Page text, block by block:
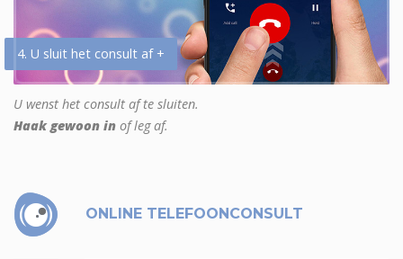
4. U sluit het consult af +
U wenst het consult af te sluiten.
Haak gewoon in of leg af.
ONLINE TELEFOONCONSULT